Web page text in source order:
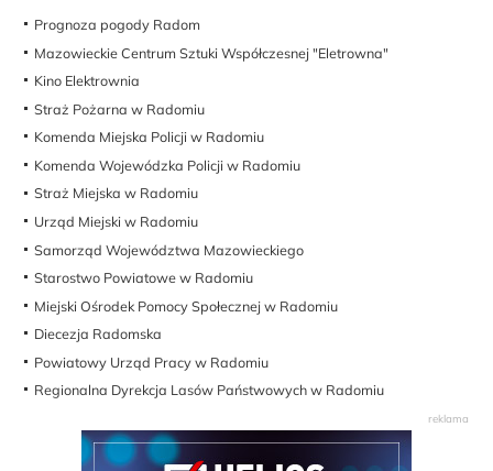
Prognoza pogody Radom
Mazowieckie Centrum Sztuki Współczesnej "Eletrowna"
Kino Elektrownia
Straż Pożarna w Radomiu
Komenda Miejska Policji w Radomiu
Komenda Wojewódzka Policji w Radomiu
Straż Miejska w Radomiu
Urząd Miejski w Radomiu
Samorząd Województwa Mazowieckiego
Starostwo Powiatowe w Radomiu
Miejski Ośrodek Pomocy Społecznej w Radomiu
Diecezja Radomska
Powiatowy Urząd Pracy w Radomiu
Regionalna Dyrekcja Lasów Państwowych w Radomiu